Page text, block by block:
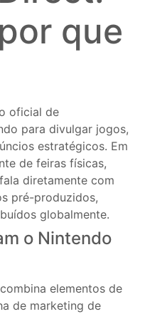
que
oficial de
para divulgar jogos,
estratégicos. Em
de feiras físicas,
diretamente com
pré-produzidos,
globalmente.
o Nintendo
elementos de
de marketing de